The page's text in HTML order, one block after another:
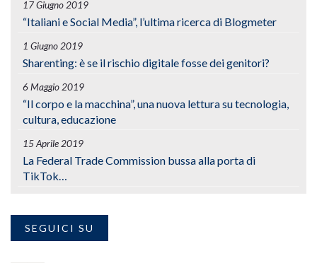
17 Giugno 2019
“Italiani e Social Media”, l’ultima ricerca di Blogmeter
1 Giugno 2019
Sharenting: è se il rischio digitale fosse dei genitori?
6 Maggio 2019
“Il corpo e la macchina”, una nuova lettura su tecnologia,
cultura, educazione
15 Aprile 2019
La Federal Trade Commission bussa alla porta di
TikTok…
SEGUICI SU